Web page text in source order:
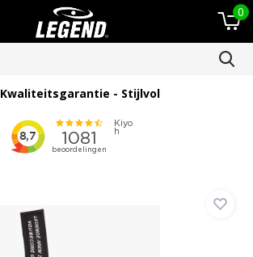
0
Kwaliteitsgarantie - Stijlvol